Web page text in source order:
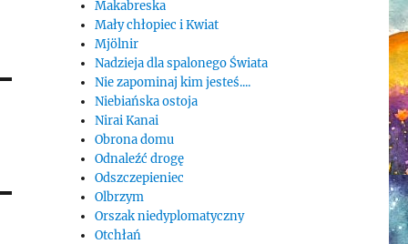
Makabreska
Mały chłopiec i Kwiat
Mjölnir
Nadzieja dla spalonego Świata
Nie zapominaj kim jesteś....
Niebiańska ostoja
Nirai Kanai
Obrona domu
Odnaleźć drogę
Odszczepieniec
Olbrzym
Orszak niedyplomatyczny
Otchłań